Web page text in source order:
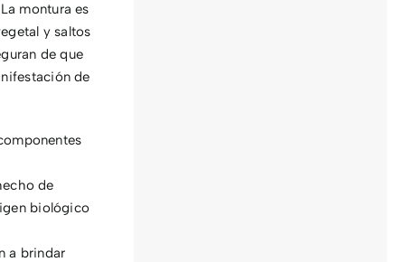
montura es
y saltos
de que
de
de
biológico
a brindar